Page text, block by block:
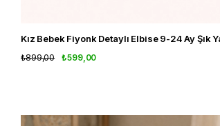
₺599,00
₺899,00